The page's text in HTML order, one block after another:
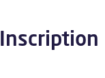
Inscription